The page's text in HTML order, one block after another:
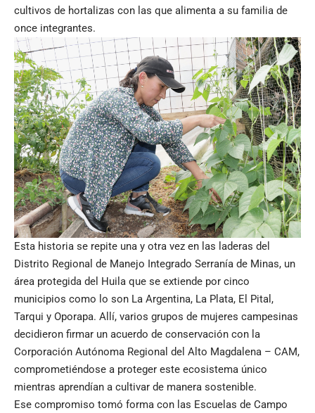
cultivos de hortalizas con las que alimenta a su familia de
once integrantes.
Esta historia se repite una y otra vez en las laderas del
Distrito Regional de Manejo Integrado Serranía de Minas, un
área protegida del Huila que se extiende por cinco
municipios como lo son La Argentina, La Plata, El Pital,
Tarqui y Oporapa. Allí, varios grupos de mujeres campesinas
decidieron firmar un acuerdo de conservación con la
Corporación Autónoma Regional del Alto Magdalena – CAM,
comprometiéndose a proteger este ecosistema único
mientras aprendían a cultivar de manera sostenible.
Ese compromiso tomó forma con las Escuelas de Campo